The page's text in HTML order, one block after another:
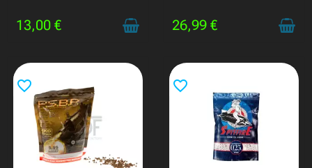
13,00 € 26,99 €
favorite_border favorite_border